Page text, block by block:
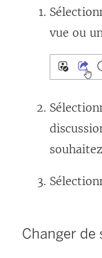
vue ou
Changer de